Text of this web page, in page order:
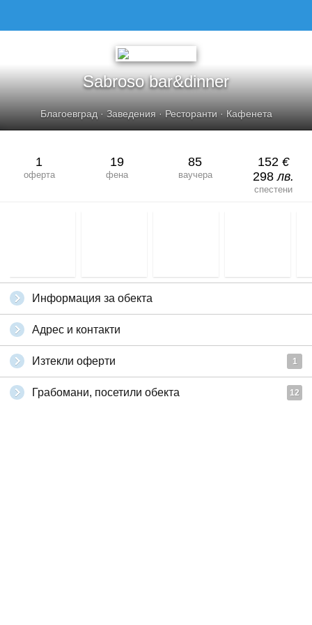
Sabroso bar&dinner
Благоевград· Заведения· Ресторанти· Кафенета
1
оферта
19
фена
85
ваучера
152 €
298лв.
спестени
Информация за обекта
Адрес и контакти
Изтекли оферти 1
Грабомани, посетили обекта 12